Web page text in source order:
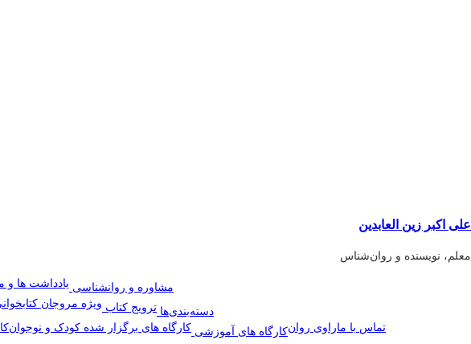
علی اکبر زین العابدین
معلم، نویسنده و روان‌شناس
مشاوره و روانشناسی یادداشت ها و
دسته‌بندی‌ها ترویج کتاب ویژه مروجان
کارگاه های آموزشی کارگاه های برگزار شده کودک و نوجوان راوی روانتماس با ما